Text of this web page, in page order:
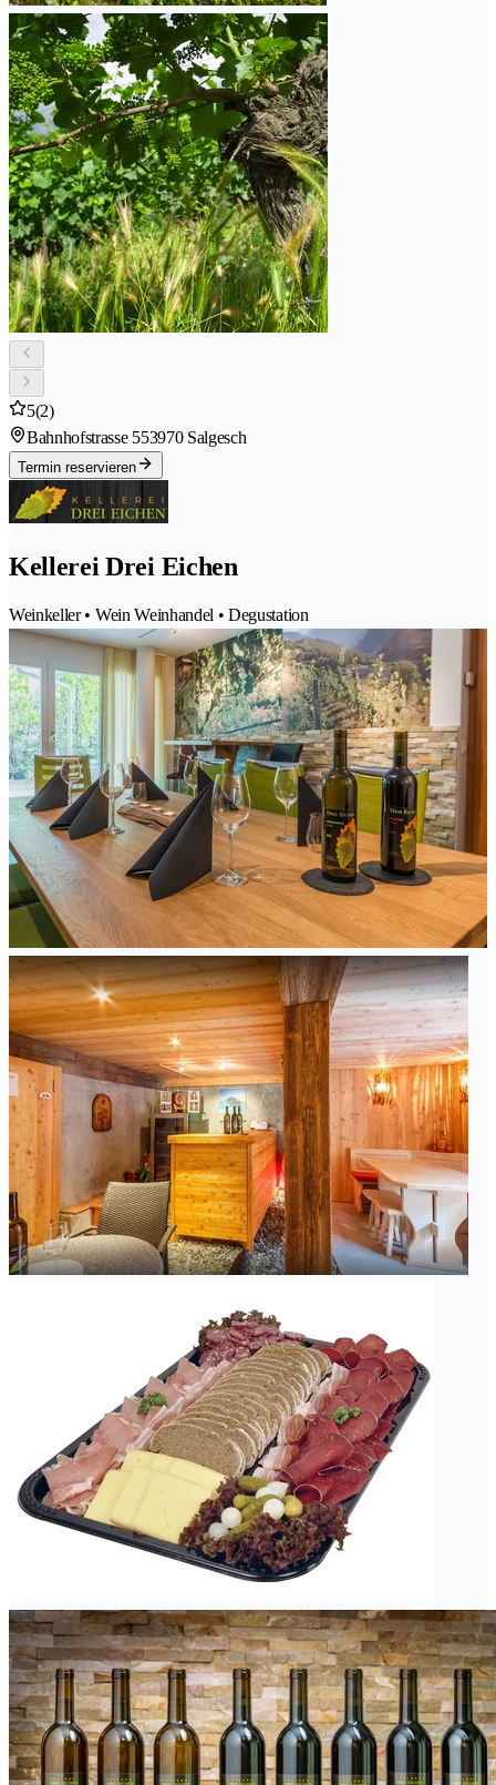
5(2)
Bahnhofstrasse 553970 Salgesch
Termin reservieren
Kellerei Drei Eichen
Weinkeller • Wein Weinhandel • Degustation